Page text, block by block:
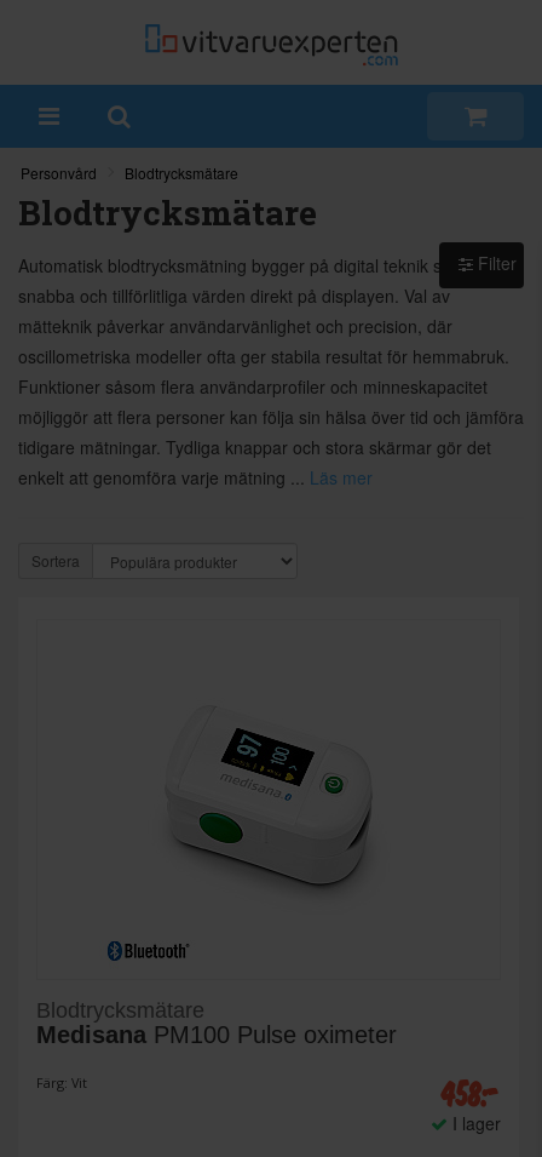
Personvård Blodtrycksmätare
Blodtrycksmätare
Automatisk blodtrycksmätning bygger på digital teknik som ger
snabba och tillförlitliga värden direkt på displayen. Val av
mätteknik påverkar användarvänlighet och precision, där
oscillometriska modeller ofta ger stabila resultat för hemmabruk.
Funktioner såsom flera användarprofiler och minneskapacitet
möjliggör att flera personer kan följa sin hälsa över tid och jämföra
tidigare mätningar. Tydliga knappar och stora skärmar gör det
enkelt att genomföra varje mätning ... Läs mer
Sortera
Blodtrycksmätare
Medisana PM100 Pulse oximeter
Färg: Vit 458:-
I lager
Filter